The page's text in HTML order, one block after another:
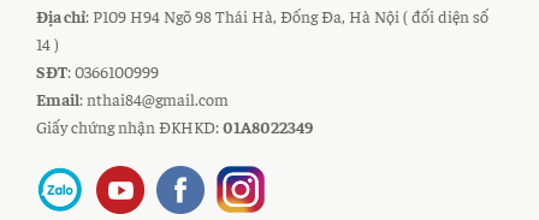
Địa chỉ: P109 H94 Ngõ 98 Thái Hà, Đống Đa, Hà Nội ( đối diện số
14 )
SĐT: 0366100999
Email: nthai84@gmail.com
Giấy chứng nhận ĐKHKD:01A8022349